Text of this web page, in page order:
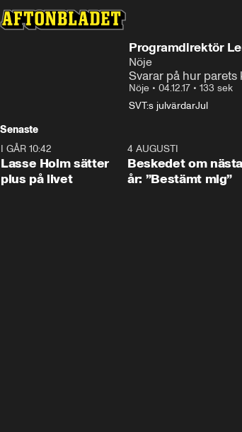
Programdirektör
Nöje
Svarar på hur
Nöje • 04.12.17 • 133 sek
SVT:s julvärdarJul
Senaste
1:04
I GÅR 10:42
Lasse Holm sätter
plus på livet
4 AUGUSTI
Beskedet om nästa
år: ”Bestämt mig”